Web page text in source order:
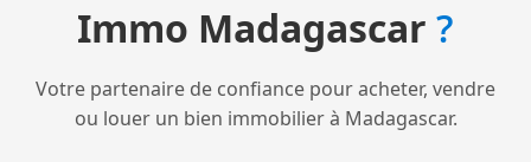
Immo Madagascar ?
Votre partenaire de confiance pour acheter, vendre
ou louer un bien immobilier à Madagascar.